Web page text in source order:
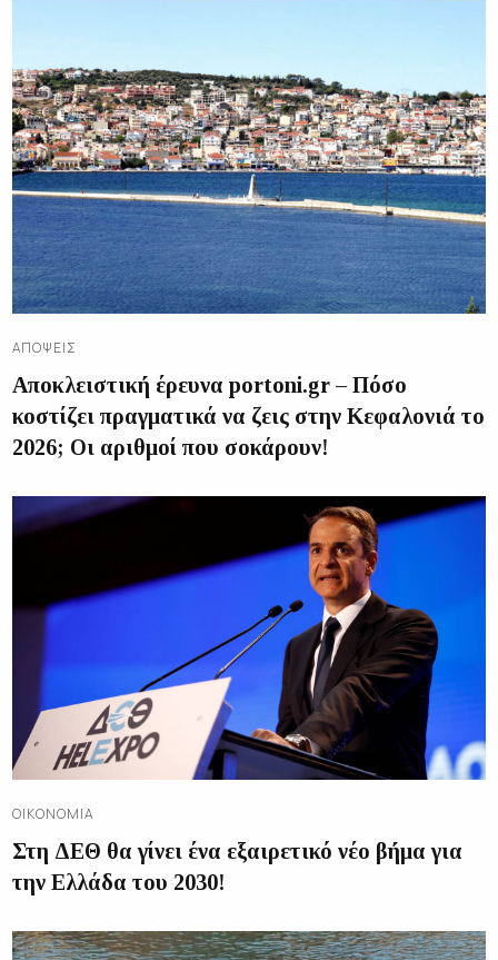
ΑΠΌΨΕΙΣ
Αποκλειστική έρευνα portoni.gr – Πόσο
κοστίζει πραγματικά να ζεις στην Κεφαλονιά το
2026; Οι αριθμοί που σοκάρουν!
ΟΙΚΟΝΟΜΊΑ
Στη ΔΕΘ θα γίνει ένα εξαιρετικό νέο βήμα για
την Ελλάδα του 2030!